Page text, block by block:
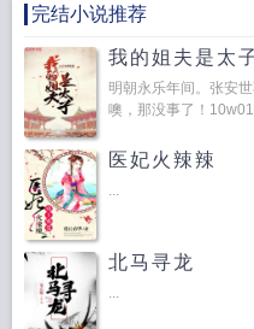
完结小说推荐
我的姐夫是太
明朝永乐年间。张安
噢，那没事了！
医妃火辣辣
...
北马寻龙
...